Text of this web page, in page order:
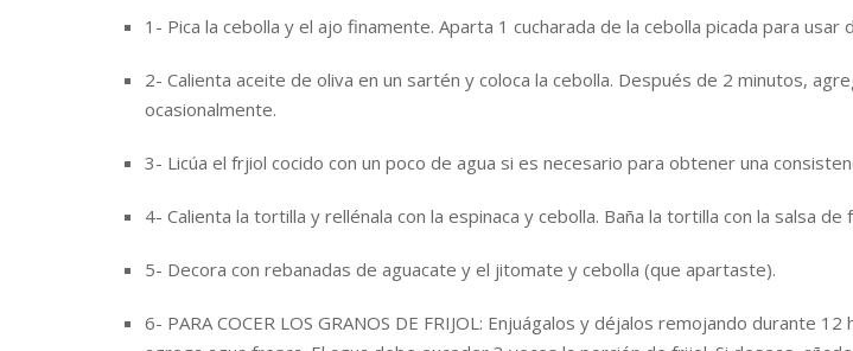
1- Pica la cebolla y el ajo finamente. Aparta 1 cucharada de la cebolla picada para
2- Calienta aceite de oliva en un sartén y coloca la cebolla. Después de 2 minutos,
ocasionalmente.
3- Licúa el frjiol cocido con un poco de agua si es necesario para obtener una
4- Calienta la tortilla y rellénala con la espinaca y cebolla. Baña la tortilla con la salsa de
5- Decora con rebanadas de aguacate y el jitomate y cebolla (que apartaste).
6- PARA COCER LOS GRANOS DE FRIJOL: Enjuágalos y déjalos remojando durante